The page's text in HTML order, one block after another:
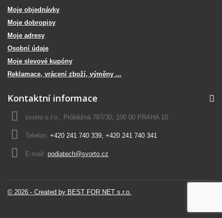
© 2026 - Created by BEST FOR NET s.r.o.
Moje objednávky
Moje dobropisy
Moje adresy
Osobní údaje
Moje slevové kupóny
Reklamace, vrácení zboží, výměny ...
Kontaktní informace
svorto s.r.o., Průběžná 787/30, 100 00 PRAHA 10
Telefon: +420 241 740 339, +420 241 740 341
E-mail: podiatech@svorto.cz